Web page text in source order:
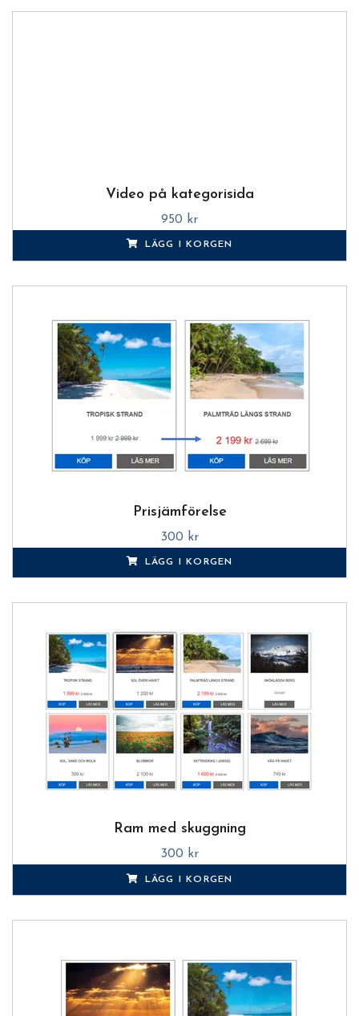
Video på kategorisida
950 kr
LÄGG I KORGEN
Prisjämförelse
300 kr
LÄGG I KORGEN
Ram med skuggning
300 kr
LÄGG I KORGEN